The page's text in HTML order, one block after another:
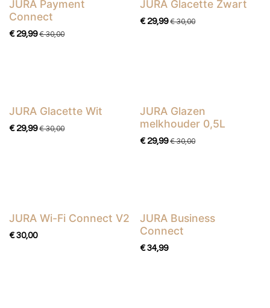
JURA Payment
Connect
€ 29,99 €30,00
JURA Glacette Zwart
€ 29,99 €30,00
JURA Glacette Wit
€ 29,99 €30,00
JURA Glazen
melkhouder 0,5L
€ 29,99 €30,00
Nieuw!
JURA Wi-Fi Connect V2
€30,00
JURA Business
Connect
€34,99